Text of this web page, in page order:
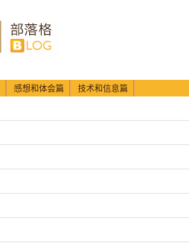
感想和体会篇 技术和信息篇